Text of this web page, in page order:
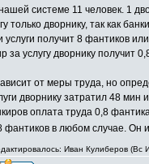
системе 11 человек. 1
только дворнику, так как
услуги получит 8 фантиков
за услугу дворнику получит
от меры труда, но
дворнику затратил 48 мин
оплата труда 0,8
фантиков в любом случае. Он
Иван Кулиберов (Вс